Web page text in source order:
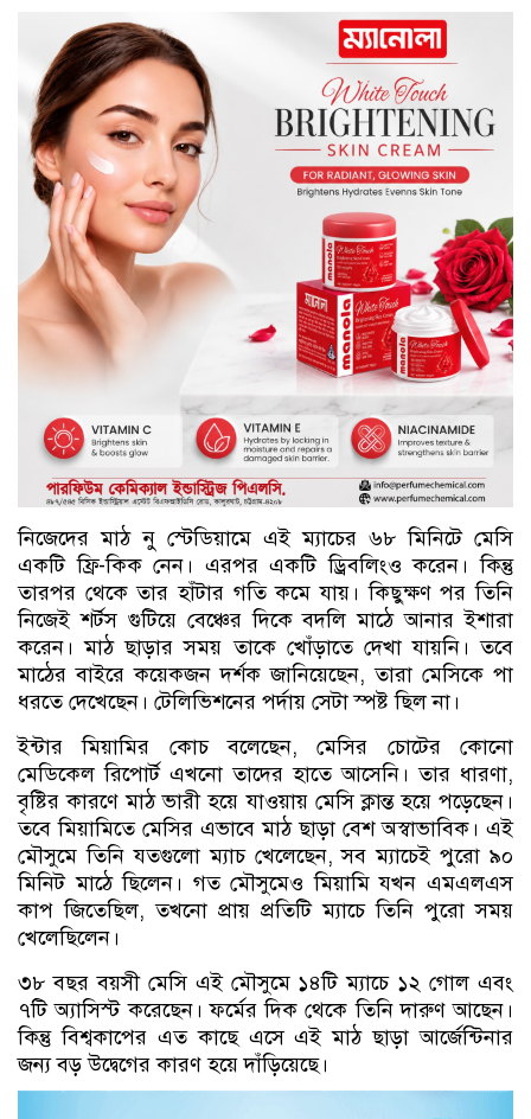
নিজেদের মাঠ নু স্টেডিয়ামে এই ম্যাচের ৬৮ মিনিটে মেসি
একটি ফ্রি-কিক নেন। এরপর একটি ড্রিবলিংও করেন। কিন্তু
তারপর থেকে তার হাঁটার গতি কমে যায়। কিছুক্ষণ পর তিনি
নিজেই শর্টস গুটিয়ে বেঞ্চের দিকে বদলি মাঠে আনার ইশারা
করেন। মাঠ ছাড়ার সময় তাকে খোঁড়াতে দেখা যায়নি। তবে
মাঠের বাইরে কয়েকজন দর্শক জানিয়েছেন, তারা মেসিকে পা
ধরতে দেখেছেন। টেলিভিশনের পর্দায় সেটা স্পষ্ট ছিল না।
ইন্টার মিয়ামির কোচ বলেছেন, মেসির চোটের কোনো
মেডিকেল রিপোর্ট এখনো তাদের হাতে আসেনি। তার ধারণা,
বৃষ্টির কারণে মাঠ ভারী হয়ে যাওয়ায় মেসি ক্লান্ত হয়ে পড়েছেন।
তবে মিয়ামিতে মেসির এভাবে মাঠ ছাড়া বেশ অস্বাভাবিক। এই
মৌসুমে তিনি যতগুলো ম্যাচ খেলেছেন, সব ম্যাচেই পুরো ৯০
মিনিট মাঠে ছিলেন। গত মৌসুমেও মিয়ামি যখন এমএলএস
কাপ জিতেছিল, তখনো প্রায় প্রতিটি ম্যাচে তিনি পুরো সময়
খেলেছিলেন।
৩৮ বছর বয়সী মেসি এই মৌসুমে ১৪টি ম্যাচে ১২ গোল এবং
৭টি অ্যাসিস্ট করেছেন। ফর্মের দিক থেকে তিনি দারুণ আছেন।
কিন্তু বিশ্বকাপের এত কাছে এসে এই মাঠ ছাড়া আর্জেন্টিনার
জন্য বড় উদ্বেগের কারণ হয়ে দাঁড়িয়েছে।